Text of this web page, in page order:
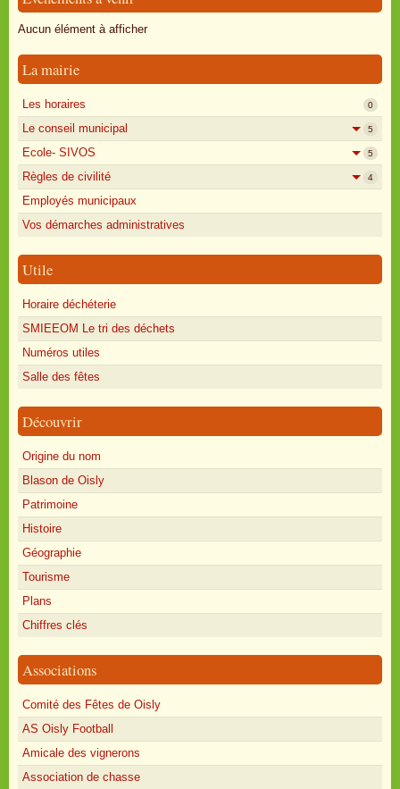
Oisly autrefois
Annonces
Aucun élément à afficher
La mairie
Les horaires 0
Le conseil municipal 5
Ecole- SIVOS 5
Règles de civilité 4
Employés municipaux
Vos démarches administratives
Utile
Horaire déchéterie
SMIEEOM Le tri des déchets
Numéros utiles
Salle des fêtes
Découvrir
Origine du nom
Blason de Oisly
Patrimoine
Histoire
Géographie
Tourisme
Plans
Chiffres clés
Associations
Comité des Fêtes de Oisly
AS Oisly Football
Amicale des vignerons
Association de chasse